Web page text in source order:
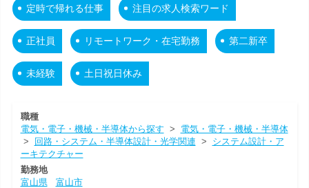
定時で帰れる仕事 注目の求人検索ワード
正社員 リモートワーク・在宅勤務 第二新卒
未経験 土日祝日休み
職種
電気・電子・機械・半導体から探す > 電気・電子・機械・半導体
> 回路・システム・半導体設計・光学関連 > システム設計・ア
ーキテクチャー
勤務地
富山県
富山市